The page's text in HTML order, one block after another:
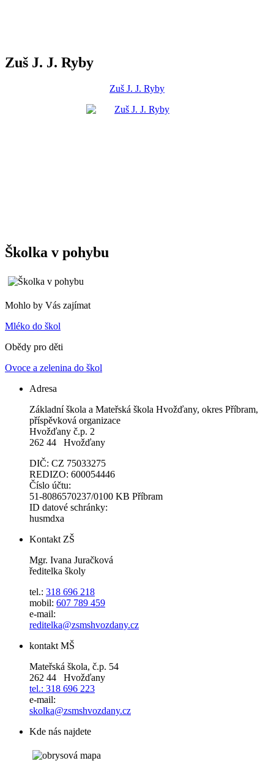
Zuš J. J. Ryby
Zuš J. J. Ryby
Školka v pohybu
Mohlo by Vás zajímat
Mléko do škol
Obědy pro děti
Ovoce a zelenina do škol
Adresa
Základní škola a Mateřská škola Hvožďany, okres Příbram,
příspěvková organizace
Hvožďany č.p. 2
262 44 Hvožďany
DIČ: CZ 75033275
REDIZO: 600054446
Číslo účtu:
51-8086570237/0100 KB Příbram
ID datové schránky:
husmdxa
Kontakt ZŠ
Mgr. Ivana Juračková
ředitelka školy
tel.: 318 696 218
mobil: 607 789 459
e-mail:
reditelka@zsmshvozdany.cz
kontakt MŠ
Mateřská škola, č.p. 54
262 44 Hvožďany
tel.: 318 696 223
e-mail:
skolka@zsmshvozdany.cz
Kde nás najdete